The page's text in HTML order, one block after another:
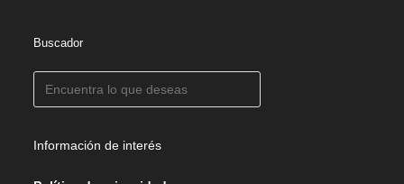
Buscador
Información de interés